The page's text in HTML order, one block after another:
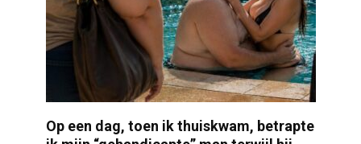
Op een dag, toen ik thuiskwam, betrapte